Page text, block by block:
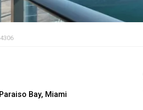
Bay, Miami